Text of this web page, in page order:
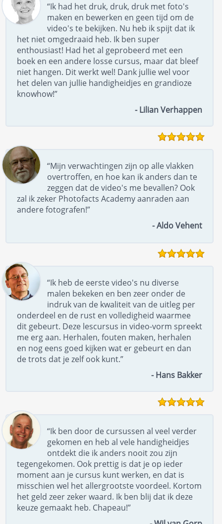
“Ik had het druk, druk, druk met foto's
maken en bewerken en geen tijd om de
video's te bekijken. Nu heb ik spijt dat ik
het niet omgedraaid heb. Ik ben super
enthousiast! Had het al geprobeerd met een
boek en een andere losse cursus, maar dat bleef
niet hangen. Dit werkt wel! Dank jullie wel voor
het delen van jullie handigheidjes en grandioze
knowhow!”
- Lilian Verhappen
“Mijn verwachtingen zijn op alle vlakken
overtroffen, en hoe kan ik anders dan te
zeggen dat de video's me bevallen? Ook
zal ik zeker Photofacts Academy aanraden aan
andere fotografen!”
- Aldo Vehent
“Ik heb de eerste video's nu diverse
malen bekeken en ben zeer onder de
indruk van de kwaliteit van de uitleg per
onderdeel en de rust en volledigheid waarmee
dit gebeurt. Deze lescursus in video-vorm spreekt
me erg aan. Herhalen, fouten maken, herhalen
en nog eens goed kijken wat er gebeurt en dan
de trots dat je zelf ook kunt.”
- Hans Bakker
“Ik ben door de cursussen al veel verder
gekomen en heb al vele handigheidjes
ontdekt die ik anders nooit zou zijn
tegengekomen. Ook prettig is dat je op ieder
moment aan je cursus kunt werken, en dat is
misschien wel het allergrootste voordeel. Kortom
het geld zeer zeker waard. Ik ben blij dat ik deze
keuze gemaakt heb. Chapeau!”